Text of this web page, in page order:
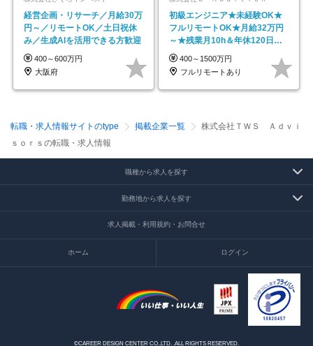
経営企画・リサーチ／月給30万
円～／リモートOK／土日祝休
み／生成AIを活用できる方歓迎
400～600万円
大阪府
初級エンジニア★未経験OK★
フルリモートOK★月給32万円
～★残業月10h＆年休120日以
上★副業可
400～1500万円
フルリモートあり
転職・求人情報サイトのtype 掲載企業一覧
株式会社ＴＷＳ Ａｄｖｉ
ｓｏｒｓの転職・求人情報
職種から求人を探す
勤務地から求人を探す
求人掲載・利用規約・お問合せ
ホーム ログイン
©CAREER DESIGN CENTER CO.,LTD. .ALL RIGHTS RESERVED.